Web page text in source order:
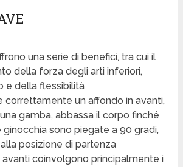
una serie di benefici, tra cui il
della forza degli arti inferiori,
e della flessibilità
correttamente un affondo in avanti,
gamba, abbassa il corpo finché
sono piegate a 90 gradi,
posizione di partenza
avanti coinvolgono principalmente i